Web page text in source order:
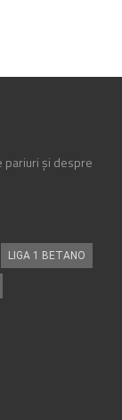
pariuri și despre
LIGA 1 BETANO